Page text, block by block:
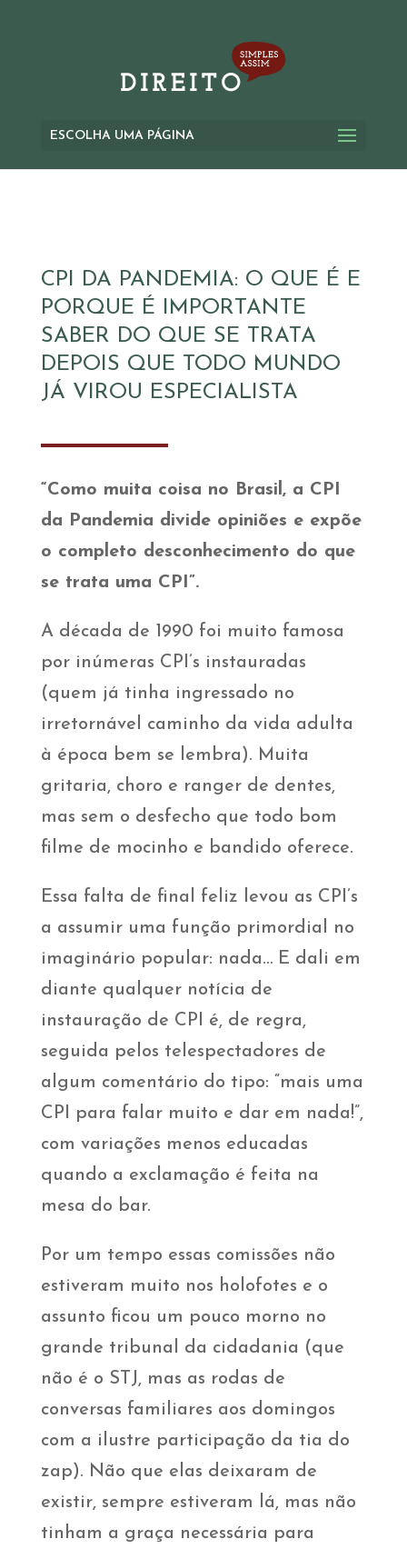
ESCOLHA UMA PÁGINA
CPI DA PANDEMIA: O QUE É E
PORQUE É IMPORTANTE
SABER DO QUE SE TRATA
DEPOIS QUE TODO MUNDO
JÁ VIROU ESPECIALISTA
“Como muita coisa no Brasil, a CPI
da Pandemia divide opiniões e expõe
o completo desconhecimento do que
se trata uma CPI”.
A década de 1990 foi muito famosa
por inúmeras CPI’s instauradas
(quem já tinha ingressado no
irretornável caminho da vida adulta
à época bem se lembra). Muita
gritaria, choro e ranger de dentes,
mas sem o desfecho que todo bom
filme de mocinho e bandido oferece.
Essa falta de final feliz levou as CPI’s
a assumir uma função primordial no
imaginário popular: nada… E dali em
diante qualquer notícia de
instauração de CPI é, de regra,
seguida pelos telespectadores de
algum comentário do tipo: “mais uma
CPI para falar muito e dar em nada!”,
com variações menos educadas
quando a exclamação é feita na
mesa do bar.
Por um tempo essas comissões não
estiveram muito nos holofotes e o
assunto ficou um pouco morno no
grande tribunal da cidadania (que
não é o STJ, mas as rodas de
conversas familiares aos domingos
com a ilustre participação da tia do
zap). Não que elas deixaram de
existir, sempre estiveram lá, mas não
tinham a graça necessária para